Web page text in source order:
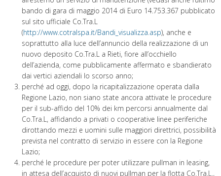
bando di gara di maggio 2014 di Euro 14.753.367 pubblicato
sul sito ufficiale Co.Tra.L
(http://www.cotralspa.it/Bandi_visualizza.asp), anche e
soprattutto alla luce dell’annuncio della realizzazione di un
nuovo deposito Co.Tra.L a Rieti, fiore all’occhiello
dell’azienda, come pubblicamente affermato e sbandierato
dai vertici aziendali lo scorso anno;
perché ad oggi, dopo la ricapitalizzazione operata dalla
Regione Lazio, non siano state ancora attivate le procedure
per il sub-affido del 10% dei km percorsi annualmente dal
Co.Tra.L, affidando a privati o cooperative linee periferiche
dirottando mezzi e uomini sulle maggiori direttrici, possibilità
prevista nel contratto di servizio in essere con la Regione
Lazio;
perché le procedure per poter utilizzare pullman in leasing,
in attesa dell’acquisto di nuovi pullman per la flotta Co.Tra.L.,